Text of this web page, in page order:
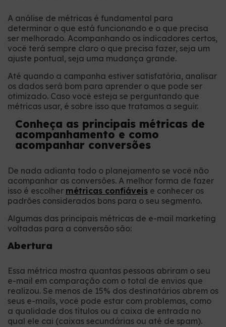
A análise de métricas é fundamental para
determinar o que está funcionando e o que precisa
ser melhorado. Acompanhando os indicadores certos,
você terá sempre claro o que precisa fazer, seja um
ajuste pontual, seja uma mudança grande.
Até quando a campanha estiver satisfatória, analisar
os dados será bom para aprender o que pode ser
otimizado. Caso você esteja se perguntando que
métricas usar, é sobre isso que tratamos a seguir.
Conheça as principais métricas de
acompanhamento e como
acompanhar conversões
De nada adianta todo o planejamento se você não
acompanhar as conversões. A melhor forma de fazer
isso é escolher métricas confiáveis e conhecer os
padrões considerados bons para o seu segmento.
Algumas das principais métricas de e-mail marketing
voltadas para a conversão são:
Abertura
Essa métrica mostra quantas pessoas abriram o seu
e-mail em comparação com o total de envios que
realizou. Se menos de 15% dos destinatários abrem os
seus e-mails, você pode estar com problemas, como
a qualidade dos títulos ou a caixa de entrada no
qual ele cai (caixas secundárias ou até de spam).